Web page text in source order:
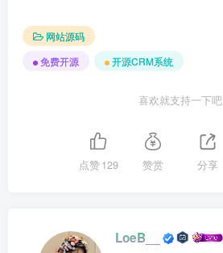
网站源码
免费开源
开源CRM系统
喜欢就支持一下吧
点赞129 赞赏 分享
LoeB__